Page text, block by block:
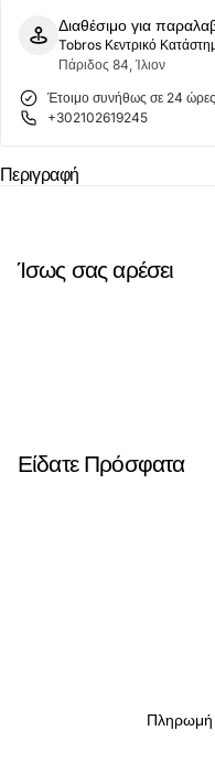
Grey
Μπεζ
Grey
Μπεζ
Διαθέσιμο για
Tobros Κεντρικό
Πάριδος 84, Ίλιον
Έτοιμο συνήθως σε 24 ώρες
+302102619245
Περιγραφή
Ίσως σας αρέσει
Είδατε Πρόσφατα
Πληρωμή